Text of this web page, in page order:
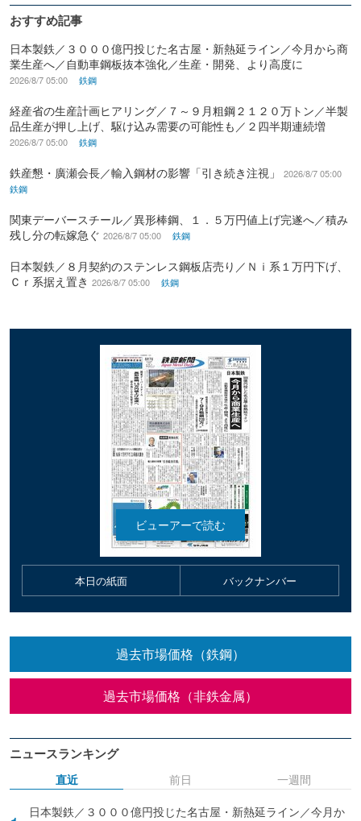
おすすめ記事
日本製鉄／３０００億円投じた名古屋・新熱延ライン／今月から商
業生産へ／自動車鋼板抜本強化／生産・開発、より高度に
2026/8/7 05:00 鉄鋼
経産省の生産計画ヒアリング／７～９月粗鋼２１２０万トン／半製
品生産が押し上げ、駆け込み需要の可能性も／２四半期連続増
2026/8/7 05:00 鉄鋼
鉄産懇・廣瀬会長／輸入鋼材の影響「引き続き注視」
2026/8/7 05:00
鉄鋼
関東デーバースチール／異形棒鋼、１．５万円値上げ完遂へ／積み
残し分の転嫁急ぐ 2026/8/7 05:00 鉄鋼
日本製鉄／８月契約のステンレス鋼板店売り／Ｎｉ系１万円下げ、
Ｃｒ系据え置き 2026/8/7 05:00 鉄鋼
本日の紙面 バックナンバー
過去市場価格（鉄鋼）
過去市場価格（非鉄金属）
ニュースランキング
直近
日本製鉄／３０００億円投じた名古屋・新熱延ライン／今月か
前日 一週間